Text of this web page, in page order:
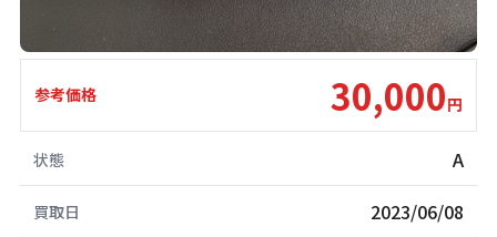
参考価格 30,000円
状態 A
買取日 2023/06/08